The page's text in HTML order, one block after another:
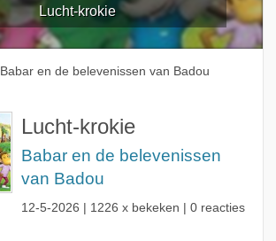
Lucht-krokie
Babar en de belevenissen van Badou
Lucht-krokie
Babar en de belevenissen
van Badou
12-5-2026 | 1226 x bekeken | 0 reacties